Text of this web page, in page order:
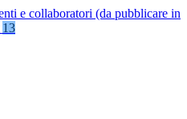
e collaboratori (da pubblicare in
13